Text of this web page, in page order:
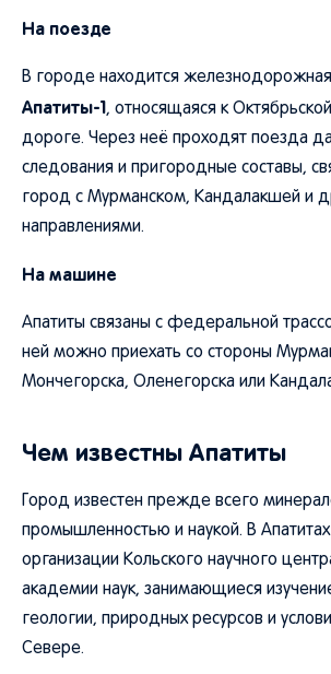
На поезде
В городе находится железнодорожная
Апатиты-1, относящаяся к
дороге. Через неё проходят поезда
следования и пригородные составы,
город с Мурманском, Кандалакшей и
направлениями.
На машине
Апатиты связаны с федеральной
ней можно приехать со стороны
Мончегорска, Оленегорска или
Чем известны Апатиты
Город известен прежде всего
промышленностью и наукой. В
организации Кольского научного
академии наук, занимающиеся
геологии, природных ресурсов и
Севере.